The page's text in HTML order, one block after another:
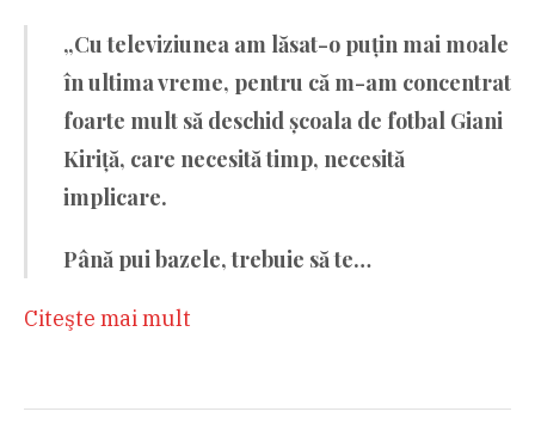
„Cu televiziunea am lăsat-o puțin mai moale
în ultima vreme, pentru că m-am concentrat
foarte mult să deschid școala de fotbal Giani
Kiriță, care necesită timp, necesită
implicare.
Până pui bazele, trebuie să te…
Citeşte mai mult